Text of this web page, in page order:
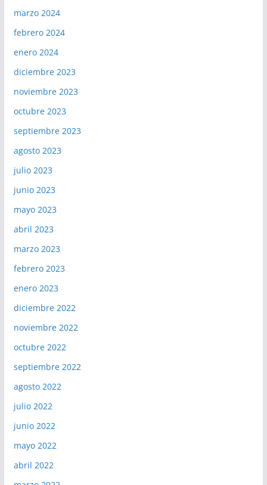
marzo 2024
febrero 2024
enero 2024
diciembre 2023
noviembre 2023
octubre 2023
septiembre 2023
agosto 2023
julio 2023
junio 2023
mayo 2023
abril 2023
marzo 2023
febrero 2023
enero 2023
diciembre 2022
noviembre 2022
octubre 2022
septiembre 2022
agosto 2022
julio 2022
junio 2022
mayo 2022
abril 2022